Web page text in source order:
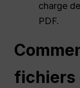
charge
PDF.
fichiers